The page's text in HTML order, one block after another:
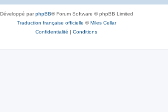
Développé parphpBB® Forum Software © phpBB Limited
Traduction française officielle ©Miles Cellar
Confidentialité | Conditions